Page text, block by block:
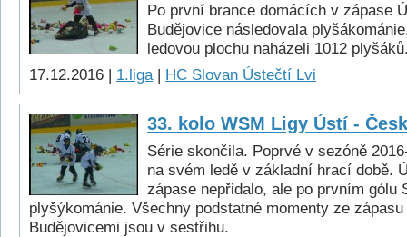
Po první brance domácích v zápase
Budějovice následovala
ledovou plochu naházeli 1012
17.12.2016 | 1.liga| HC Slovan Ústečtí Lvi
33. kolo WSM Ligy Ústí -
Série skončila. Poprvé v sezóně
na svém ledě v základní hrací době.
zápase nepřidalo, ale po prvním gólu
plyšýkománie. Všechny podstatné momenty ze
Budějovicemi jsou v sestřihu.